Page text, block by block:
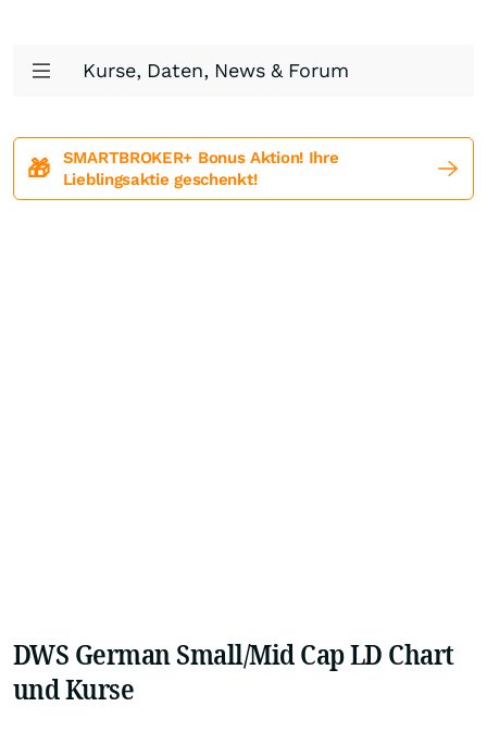
Kurse, Daten, News & Forum
🎁
SMARTBROKER+ Bonus Aktion! Ihre
Lieblingsaktie geschenkt!
DWS German Small/Mid Cap LD Chart
und Kurse